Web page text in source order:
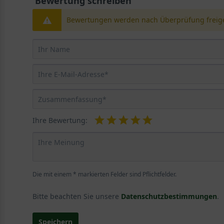
Bewertungen werden nach Überprüfung
Ihre Bewertung:
Die mit einem * markierten Felder sind Pflichtfelder.
Bitte beachten Sie unsere Datenschutzbestimmungen.
Speichern